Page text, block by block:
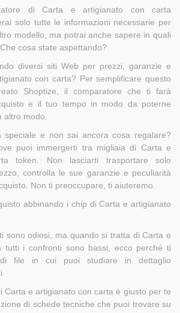
di Carta e artigianato con carta
solo tutte le informazioni necessarie per
modello, ma potrai anche sapere in quali
cosa state aspettando?
diversi siti Web per prezzi, garanzie e
con carta? Per semplificare questo
Shoptize, il comparatore che ti farà
e il tuo tempo in modo da poterne
modo.
speciale e non sai ancora cosa regalare?
puoi immergerti tra migliaia di Carta e
token. Non lasciarti trasportare solo
controlla le sue garanzie e peculiarità
Non ti preoccupare, ti aiuteremo.
abbinando i chip di Carta e artigianato
sono odiosi, ma quando si tratta di Carta e
tutti i confronti sono bassi, ecco perché ti
di file in cui puoi studiare in dettaglio
Carta e artigianato con carta è giusto per te
di schede tecniche che puoi trovare su